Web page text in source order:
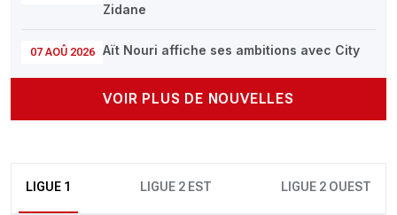
Zidane
07 AOÛ 2026 Aït Nouri affiche ses ambitions avec City
VOIR PLUS DE NOUVELLES
LIGUE 1 LIGUE 2 EST LIGUE 2 OUEST